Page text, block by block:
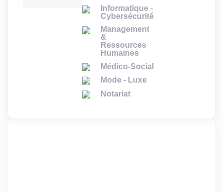
Informatique -
Cybersécurité
Management
&
Ressources
Humaines
Médico-Social
Mode - Luxe
Notariat